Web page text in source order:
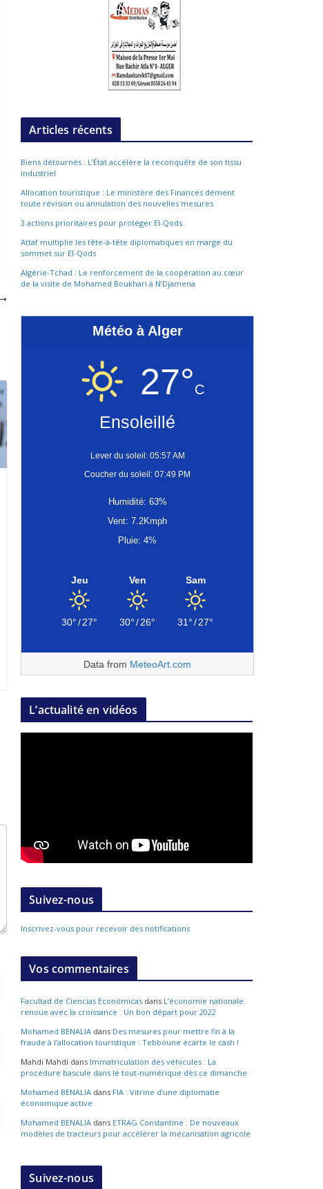
Articles récents
Biens détournés : L’État accélère la reconquête de son tissu
industriel
Allocation touristique : Le ministère des Finances dément
toute révision ou annulation des nouvelles mesures
3 actions prioritaires pour protéger El-Qods
Attaf multiplie les tête-à-tête diplomatiques en marge du
sommet sur El-Qods
Algérie-Tchad : Le renforcement de la coopération au cœur
de la visite de Mohamed Boukhari à N’Djamena
Météo à Alger
27°C
Ensoleillé
Lever du soleil: 05:57 AM
Coucher du soleil: 07:49 PM
Humidité: 63%
Vent: 7.2Kmph
Pluie: 4%
Jeu
30°/27°
Ven
30°/26°
Sam
31°/27°
Data from MeteoArt.com
L’actualité en vidéos
Suivez-nous
Inscrivez-vous pour recevoir des notifications
Vos commentaires
Facultad de Ciencias Económicas dans L’économie nationale
renoue avec la croissance : Un bon départ pour 2022
Mohamed BENALIA dans Des mesures pour mettre fin à la
fraude à l’allocation touristique : Tebboune écarte le cash !
Mahdi Mahdi dans Immatriculation des véhicules : La
procédure bascule dans le tout-numérique dès ce dimanche
Mohamed BENALIA dans FIA : Vitrine d’une diplomatie
économique active
Mohamed BENALIA dans ETRAG Constantine : De nouveaux
modèles de tracteurs pour accélérer la mécanisation agricole
Suivez-nous